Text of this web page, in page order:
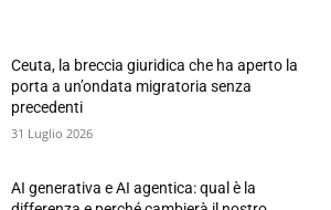
Ceuta, la breccia giuridica che ha aperto la
porta a un’ondata migratoria senza
precedenti
31 Luglio 2026
AI generativa e AI agentica: qual è la